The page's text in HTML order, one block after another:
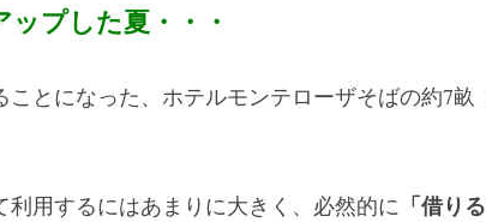
プした夏・・・
とになった、ホテルモンテローザそばの約7畝
利用するにはあまりに大きく、必然的に 「借り